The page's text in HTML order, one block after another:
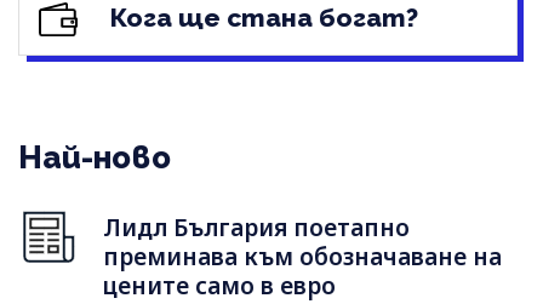
Кога ще стана богат?
Най-ново
Лидл България поетапно
преминава към обозначаване на
цените само в евро